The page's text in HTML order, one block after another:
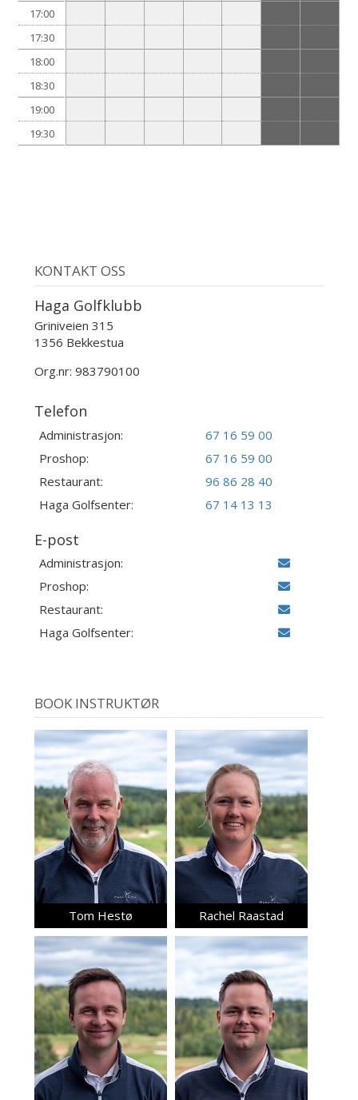
17:00
17:30
18:00
18:30
19:00
19:30
KONTAKT OSS
Haga Golfklubb
Griniveien 315
1356 Bekkestua
Org.nr: 983790100
Telefon
Administrasjon:
67 16 59 00
Proshop:
67 16 59 00
Restaurant:
96 86 28 40
Haga Golfsenter:
67 14 13 13
E-post
Administrasjon:
Proshop:
Restaurant:
Haga Golfsenter:
BOOK INSTRUKTØR
Tom Hestø Rachel Raastad